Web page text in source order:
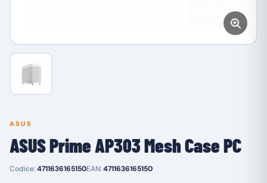
ASUS
ASUS Prime AP303 Mesh Case PC
Codice:4711636165150EAN:4711636165150